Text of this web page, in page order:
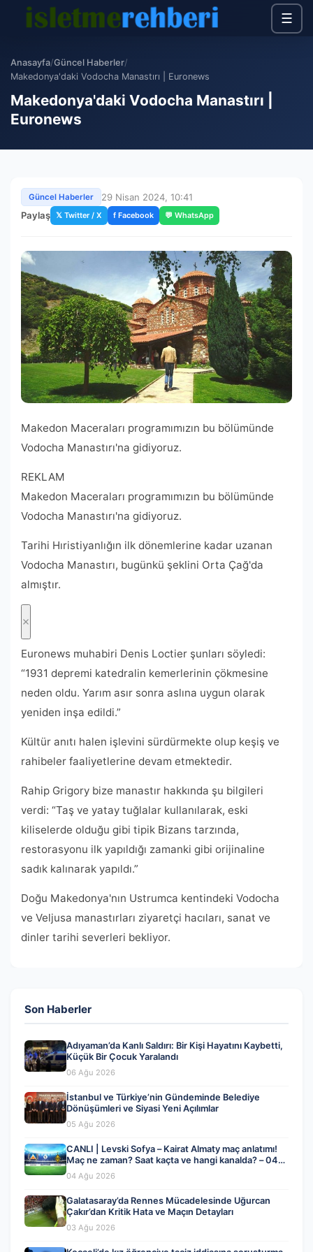
☰
Anasayfa/Güncel Haberler/
Makedonya'daki Vodocha Manastırı | Euronews
Makedonya'daki Vodocha Manastırı |
Euronews
Güncel Haberler
29 Nisan 2024, 10:41
Paylaş 𝕏 Twitter / X f Facebook 💬 WhatsApp
Makedon Maceraları programımızın bu bölümünde
Vodocha Manastırı'na gidiyoruz.
REKLAM
Makedon Maceraları programımızın bu bölümünde
Vodocha Manastırı'na gidiyoruz.
Tarihi Hıristiyanlığın ilk dönemlerine kadar uzanan
Vodocha Manastırı, bugünkü şeklini Orta Çağ'da
almıştır.
Euronews muhabiri Denis Loctier şunları söyledi:
“1931 depremi katedralin kemerlerinin çökmesine
neden oldu. Yarım asır sonra aslına uygun olarak
yeniden inşa edildi.”
Kültür anıtı halen işlevini sürdürmekte olup keşiş ve
rahibeler faaliyetlerine devam etmektedir.
Rahip Grigory bize manastır hakkında şu bilgileri
verdi: “Taş ve yatay tuğlalar kullanılarak, eski
kiliselerde olduğu gibi tipik Bizans tarzında,
restorasyonu ilk yapıldığı zamanki gibi orijinaline
sadık kalınarak yapıldı.”
Doğu Makedonya'nın Ustrumca kentindeki Vodocha
ve Veljusa manastırları ziyaretçi hacıları, sanat ve
dinler tarihi severleri bekliyor.
Son Haberler
Adıyaman’da Kanlı Saldırı: Bir Kişi Hayatını Kaybetti,
Küçük Bir Çocuk Yaralandı
06 Ağu 2026
İstanbul ve Türkiye’nin Gündeminde Belediye
Dönüşümleri ve Siyasi Yeni Açılımlar
05 Ağu 2026
CANLI | Levski Sofya – Kairat Almaty maç anlatımı!
Maç ne zaman? Saat kaçta ve hangi kanalda? – 04
Ağustos 2026
04 Ağu 2026
Galatasaray’da Rennes Mücadelesinde Uğurcan
Çakır’dan Kritik Hata ve Maçın Detayları
03 Ağu 2026